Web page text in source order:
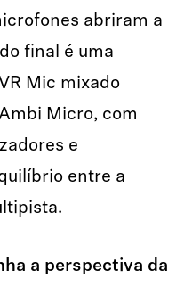
abriram a
final é uma
Mic mixado
Micro, com
e
entre a
a perspectiva da